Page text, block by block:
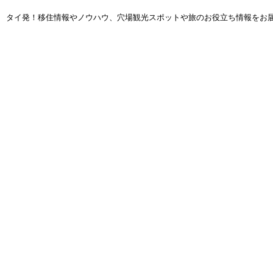
タイ発！移住情報やノウハウ、穴場観光スポットや旅のお役立ち情報をお